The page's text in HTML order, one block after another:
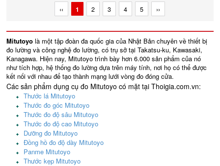
‹‹ 1 2 3 4 5 ››
Mitutoyo là một tập đoàn đa quốc gia của Nhật Bản chuyên về thiết bị
đo lường và công nghệ đo lường, có trụ sở tại Takatsu-ku, Kawasaki,
Kanagawa. Hiện nay, Mitutoyo trình bày hơn 6.000 sản phẩm của nó
như tích hợp, hệ thống đo lường dựa trên máy tính, nơi họ có thể được
kết nối với nhau để tạo thành mạng lưới vòng đo đóng cửa.
Các sản phẩm dụng cụ đo Mitutoyo có mặt tại Thoigia.com.vn:
Thước lá Mitutoyo
Thước đo góc Mitutoyo
Thước đo độ sâu Mitutoyo
Thước đo độ cao Mitutoyo
Dưỡng đo Mitutoyo
Đồng hồ đo độ dày Mitutoyo
Panme Mitutoyo
Thước kẹp Mitutoyo